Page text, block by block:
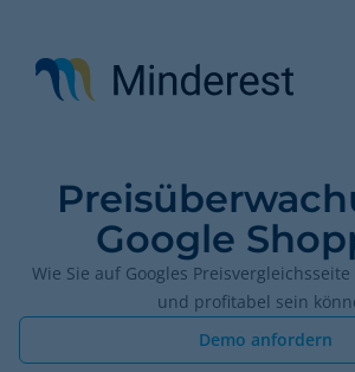
Inhalt
Google
Wie Sie auf Googles
und profitabel sein
Demo anfordern